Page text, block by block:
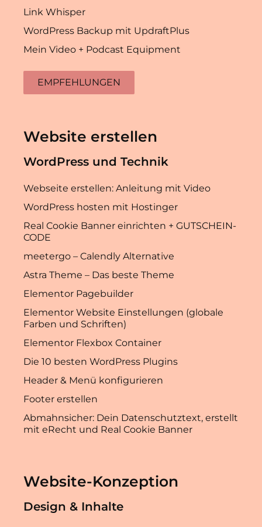
Link Whisper
WordPress Backup mit UpdraftPlus
Mein Video + Podcast Equipment
EMPFEHLUNGEN
Website erstellen
WordPress und Technik
Webseite erstellen: Anleitung mit Video
WordPress hosten mit Hostinger
Real Cookie Banner einrichten + GUTSCHEIN-
CODE
meetergo – Calendly Alternative
Astra Theme – Das beste Theme
Elementor Pagebuilder
Elementor Website Einstellungen (globale
Farben und Schriften)
Elementor Flexbox Container
Die 10 besten WordPress Plugins
Header & Menü konfigurieren
Footer erstellen
Abmahnsicher: Dein Datenschutztext, erstellt
mit eRecht und Real Cookie Banner
Website-Konzeption
Design & Inhalte